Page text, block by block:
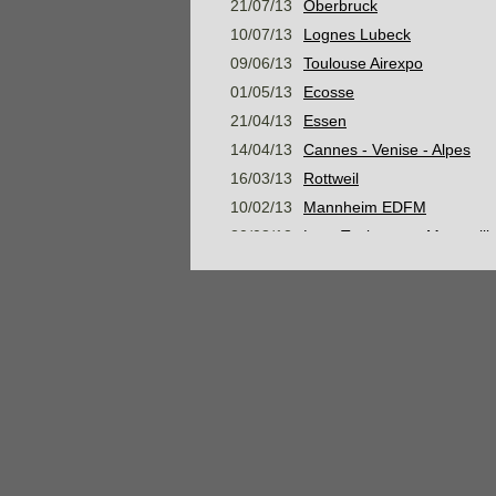
21/07/13
Oberbruck
10/07/13
Lognes Lubeck
09/06/13
Toulouse Airexpo
01/05/13
Ecosse
21/04/13
Essen
14/04/13
Cannes - Venise - Alpes
16/03/13
Rottweil
10/02/13
Mannheim EDFM
30/08/12
Lyon Toulouse et Montpellier